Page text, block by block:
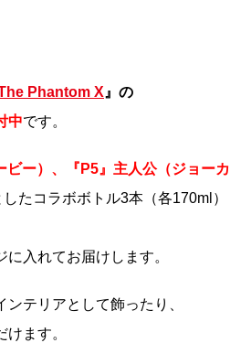
Phantom X』の
中です。
ビー）、『P5』主人公（ジョーカ
たコラボボトル3本（各170ml）
入れてお届けします。
テリアとして飾ったり、
ます。